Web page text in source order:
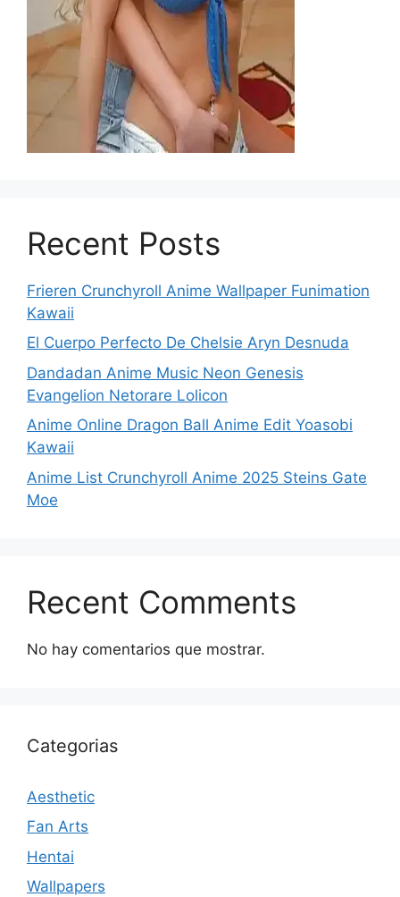
Recent Posts
Frieren Crunchyroll Anime Wallpaper Funimation
Kawaii
El Cuerpo Perfecto De Chelsie Aryn Desnuda
Dandadan Anime Music Neon Genesis
Evangelion Netorare Lolicon
Anime Online Dragon Ball Anime Edit Yoasobi
Kawaii
Anime List Crunchyroll Anime 2025 Steins Gate
Moe
Recent Comments
No hay comentarios que mostrar.
Categorias
Aesthetic
Fan Arts
Hentai
Wallpapers